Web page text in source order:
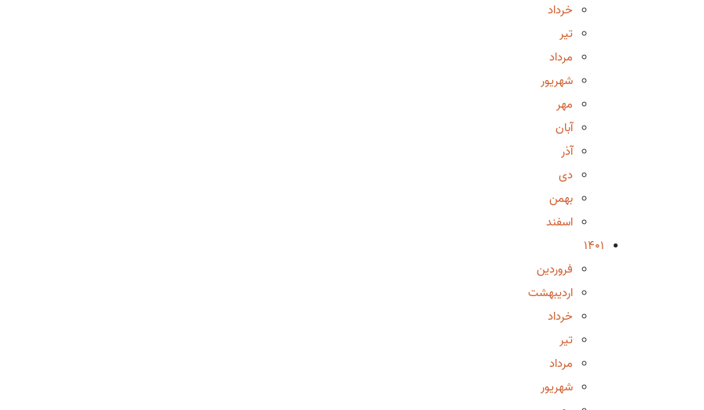
خرداد
تیر
مرداد
شهریور
مهر
آبان
آذر
دی
بهمن
اسفند
1401
فروردین
اردیبهشت
خرداد
تیر
مرداد
شهریور